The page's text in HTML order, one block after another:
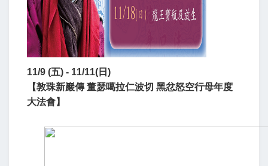
11/9 (五) - 11/11(日)
【敦珠新巖傳 董瑟噶拉仁波切 黑忿怒空行母年度
大法會】